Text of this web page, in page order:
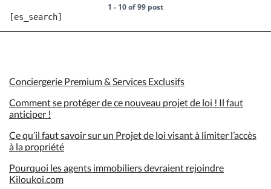
1 - 10 of 99 post
Conciergerie Premium & Services Exclusifs
Comment se protéger de ce nouveau projet de loi ! Il faut
anticiper !
Ce qu’il faut savoir sur un Projet de loi visant à limiter l’accès
à la propriété
Pourquoi les agents immobiliers devraient rejoindre
Kiloukoi.com